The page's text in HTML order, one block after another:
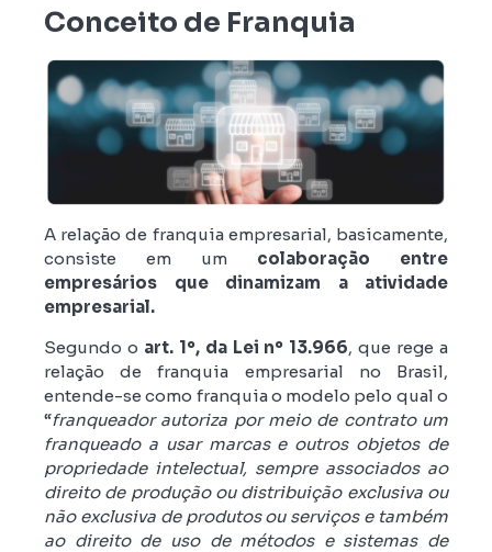
Conceito de Franquia
A relação de franquia empresarial, basicamente,
consiste em um colaboração entre
empresários que dinamizam a atividade
empresarial.
Segundo o art. 1º, da Lei nº 13.966, que rege a
relação de franquia empresarial no Brasil,
entende-se como franquia o modelo pelo qual o
“franqueador autoriza por meio de contrato um
franqueado a usar marcas e outros objetos de
propriedade intelectual, sempre associados ao
direito de produção ou distribuição exclusiva ou
não exclusiva de produtos ou serviços e também
ao direito de uso de métodos e sistemas de